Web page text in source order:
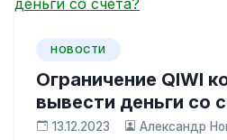
НОВОСТИ
Ограничение QIWI
вывести деньги со
13.12.2023 Александр